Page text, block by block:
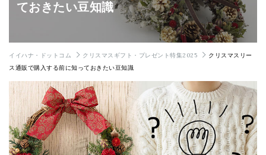
ておきたい豆知識
イイハナ・ドットコム クリスマスギフト・プレゼント特集2025
クリスマスリー
ス通販で購入する前に知っておきたい豆知識